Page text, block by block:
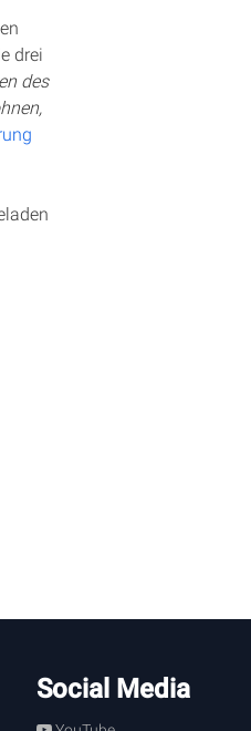
drei
des
Social Media